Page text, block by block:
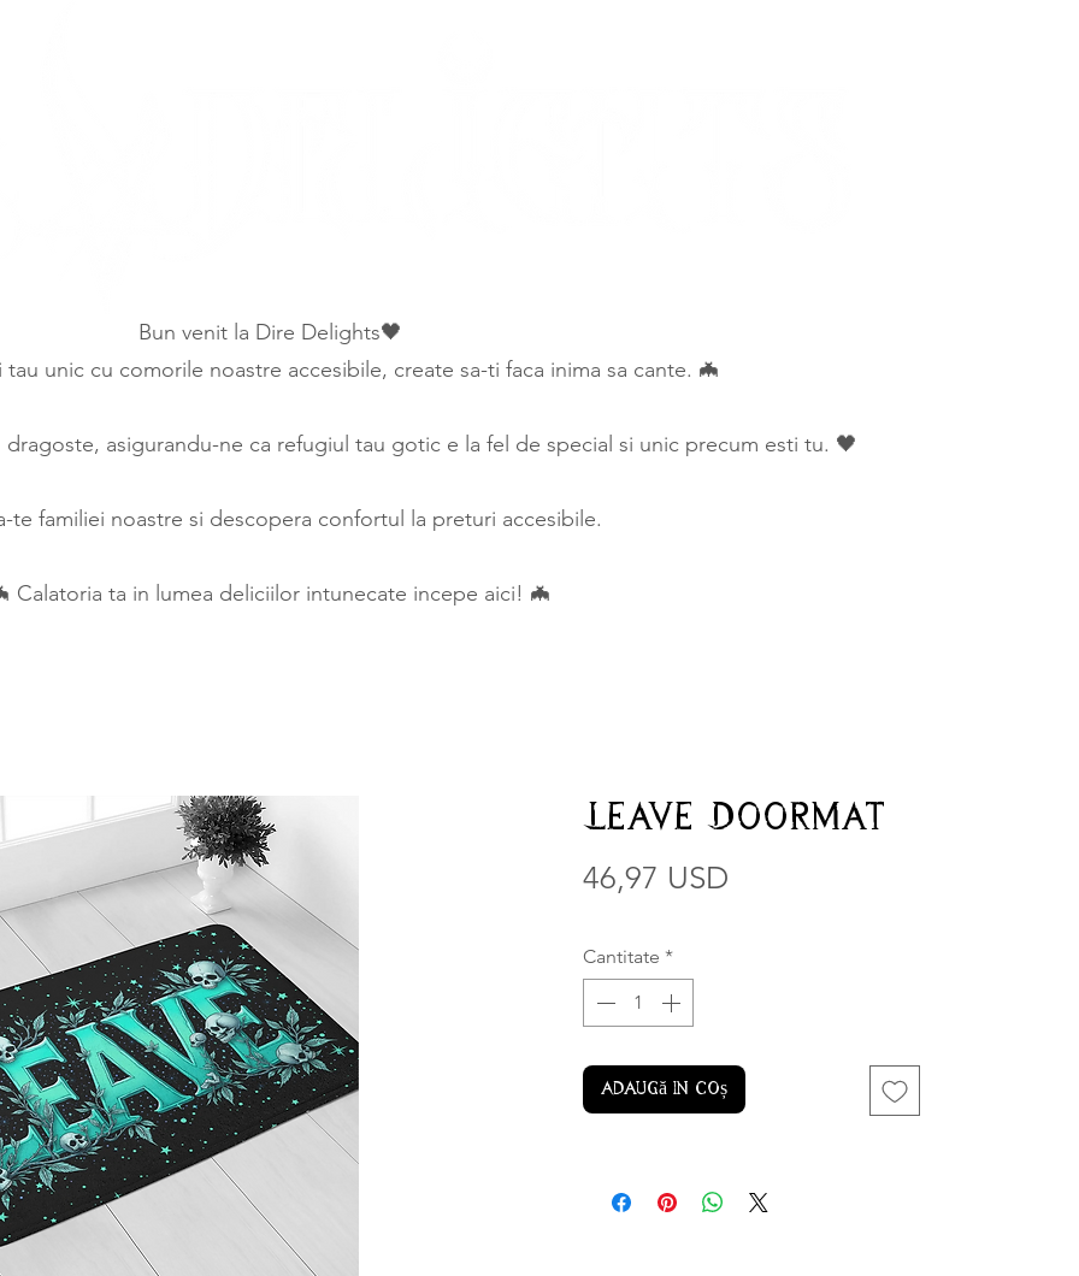
Bun venit la Dire Delights🖤
unic cu comorile noastre accesibile, create sa-ti faca inima sa cante. 🦇
asigurandu-ne ca refugiul tau gotic e la fel de special si unic precum esti tu. 🖤
te familiei noastre si descopera confortul la preturi accesibile.
Calatoria ta in lumea deliciilor intunecate incepe aici! 🦇
Leave Doormat
46,97 USD
Cantitate *
Adaugă în coș